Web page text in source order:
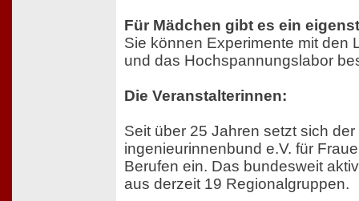
Für Mädchen gibt es ein
Sie können Experimente mit den
und das Hochspannungslabor
Die Veranstalterinnen:
Seit über 25 Jahren setzt sich
ingenieurinnenbund e.V. für
Berufen ein. Das bundesweit
aus derzeit 19 Regionalgruppen.